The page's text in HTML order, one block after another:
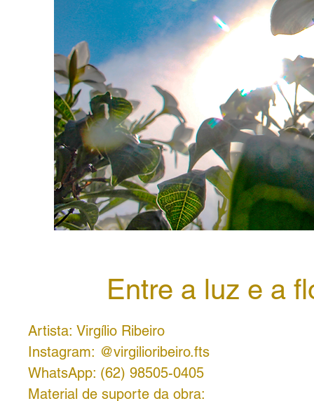
Entre a luz e a
Artista: Virgílio Ribeiro
Instagram: @virgilioribeiro.fts
WhatsApp: (62) 98505-0405
Material de suporte da obra: